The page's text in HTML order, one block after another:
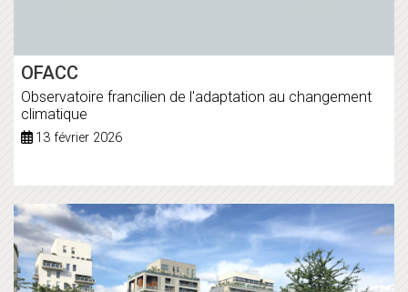
OFACC
Observatoire francilien de l'adaptation au changement
climatique
13 février 2026